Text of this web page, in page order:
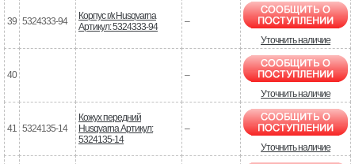
39 5324333-94
Корпус г/к Husqvarna
Артикул: 5324333-94
–
Уточнить наличие
40
–
Уточнить наличие
41 5324135-14
Кожух передний
Husqvarna Артикул:
5324135-14
–
Уточнить наличие